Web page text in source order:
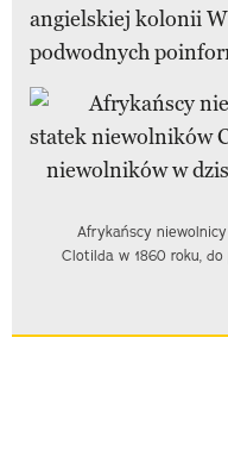
angielskiej kolonii
podwodnych
Afrykańscy
Clotilda w 1860 roku,